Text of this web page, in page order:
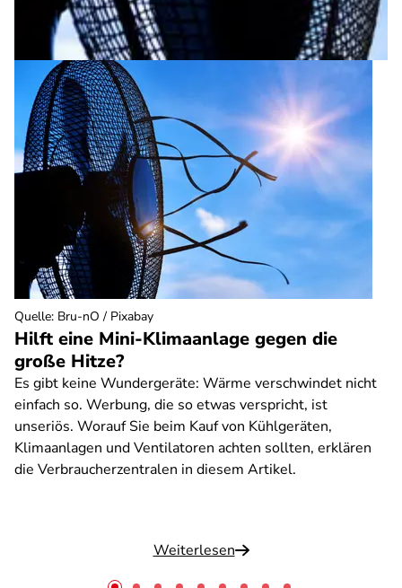
Hilft eine Mini-Klimaanlage gegen die
große Hitze?
Es gibt keine Wundergeräte: Wärme verschwindet nicht
einfach so. Werbung, die so etwas verspricht, ist
unseriös. Worauf Sie beim Kauf von Kühlgeräten,
Klimaanlagen und Ventilatoren achten sollten, erklären
die Verbraucherzentralen in diesem Artikel.
Weiterlesen
Quelle: Bru-nO / Pixabay